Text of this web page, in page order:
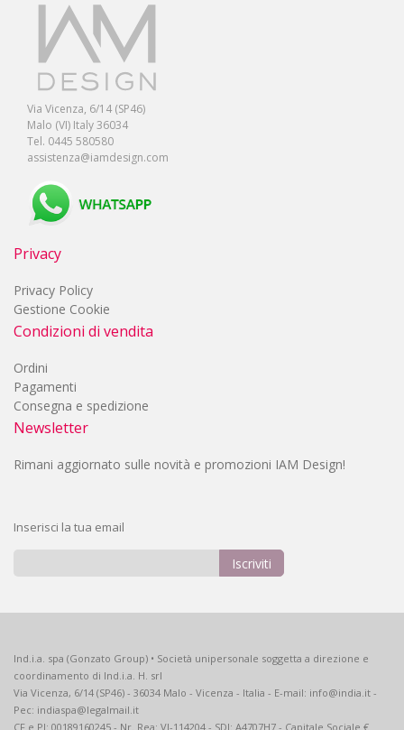
Via Vicenza, 6/14 (SP46)
Malo (VI) Italy 36034
Tel. 0445 580580
assistenza@iamdesign.com
Privacy
Privacy Policy
Gestione Cookie
Condizioni di vendita
Ordini
Pagamenti
Consegna e spedizione
Newsletter
Rimani aggiornato sulle novità e promozioni IAM Design!
Inserisci la tua email
Newsletter:
Iscriviti
Ind.i.a. spa (Gonzato Group) • Società unipersonale soggetta a direzione e
coordinamento di Ind.i.a. H. srl
Via Vicenza, 6/14 (SP46) - 36034 Malo - Vicenza - Italia - E-mail: info@india.it -
Pec: indiaspa@legalmail.it
CF e PI: 00189160245 - Nr. Rea: VI-114204 - SDI: A4707H7 - Capitale Sociale €